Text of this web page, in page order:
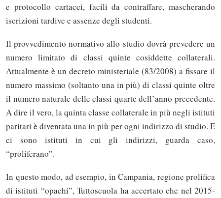
e protocollo cartacei, facili da contraffare, mascherando
iscrizioni tardive e assenze degli studenti.
Il provvedimento normativo allo studio dovrà prevedere un
numero limitato di classi quinte cosiddette collaterali.
Attualmente è un decreto ministeriale (83/2008) a fissare il
numero massimo (soltanto una in più) di classi quinte oltre
il numero naturale delle classi quarte dell’anno precedente.
A dire il vero, la quinta classe collaterale in più negli istituti
paritari è diventata una in più per ogni indirizzo di studio. E
ci sono istituti in cui gli indirizzi, guarda caso,
“proliferano”.
In questo modo, ad esempio, in Campania, regione prolifica
di istituti “opachi”, Tuttoscuola ha accertato che nel 2015-